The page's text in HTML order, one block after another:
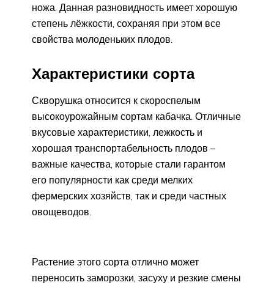
ножа. Данная разновидность имеет хорошую
степень лёжкости, сохраняя при этом все
свойства молоденьких плодов.
Характеристики сорта
Скворушка относится к скороспелым
высокоурожайным сортам кабачка. Отличные
вкусовые характеристики, лежкость и
хорошая транспортабельность плодов –
важные качества, которые стали гарантом
его популярности как среди мелких
фермерских хозяйств, так и среди частных
овощеводов.
Растение этого сорта отлично может
переносить заморозки, засуху и резкие смены